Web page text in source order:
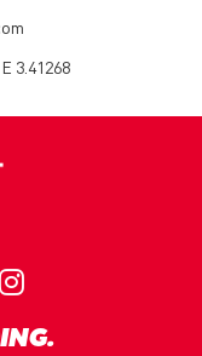
3.41268